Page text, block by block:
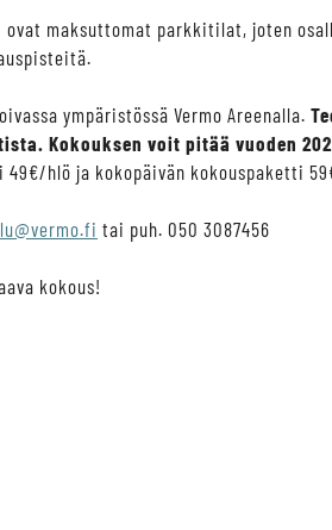
ovat maksuttomat parkkitilat, joten
ympäristössä Vermo Areenalla.
Kokouksen voit pitää vuoden
49€/hlö ja kokopäivän kokouspaketti
tai puh. 050 3087456
kokous!